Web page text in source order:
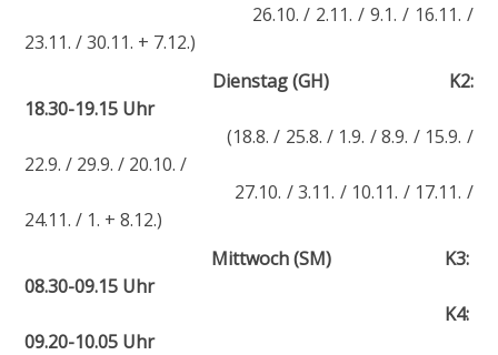
26.10. / 2.11. / 9.1. / 16.11. /
23.11. / 30.11. + 7.12.)
Dienstag (GH) K2:
18.30-19.15 Uhr
(18.8. / 25.8. / 1.9. / 8.9. / 15.9. /
22.9. / 29.9. / 20.10. /
27.10. / 3.11. / 10.11. / 17.11. /
24.11. / 1. + 8.12.)
Mittwoch (SM) K3:
08.30-09.15 Uhr
K4:
09.20-10.05 Uhr